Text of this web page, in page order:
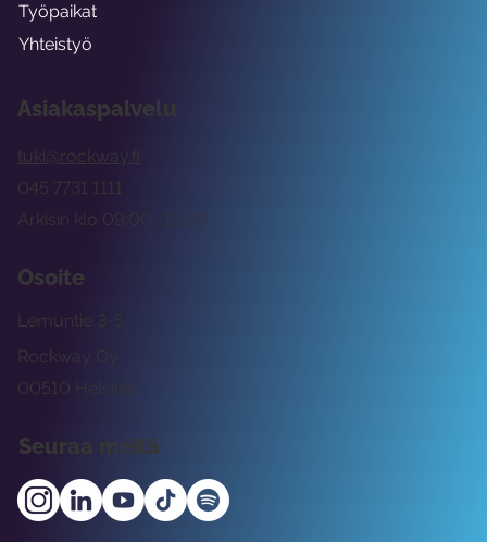
Asiakaspalvelu
tuki@rockway.fi
Arkisin klo 09:00 -15:00
045 7731 1111
Osoite
Rockway Oy
Lemuntie 3-5
00510 Helsinki
Seuraa meitä
Työpaikat
Yhteistyö